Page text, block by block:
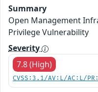
Summary
Open Management
Privilege Vulnerability
Severity
7.8 (High)
CVSS:3.1/AV:L/AC:L/